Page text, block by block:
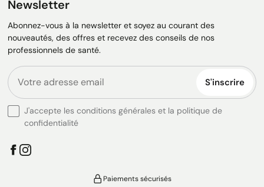
Newsletter
Abonnez-vous à la newsletter et soyez au courant des
nouveautés, des offres et recevez des conseils de nos
professionnels de santé.
S'inscrire
J'accepte les conditions générales et la politique de
confidentialité
Paiements sécurisés